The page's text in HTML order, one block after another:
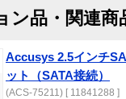
ン品・関連商
Accusys 2.5インチ
ット（SATA接続）
(ACS-75211) [ 11841288 ]